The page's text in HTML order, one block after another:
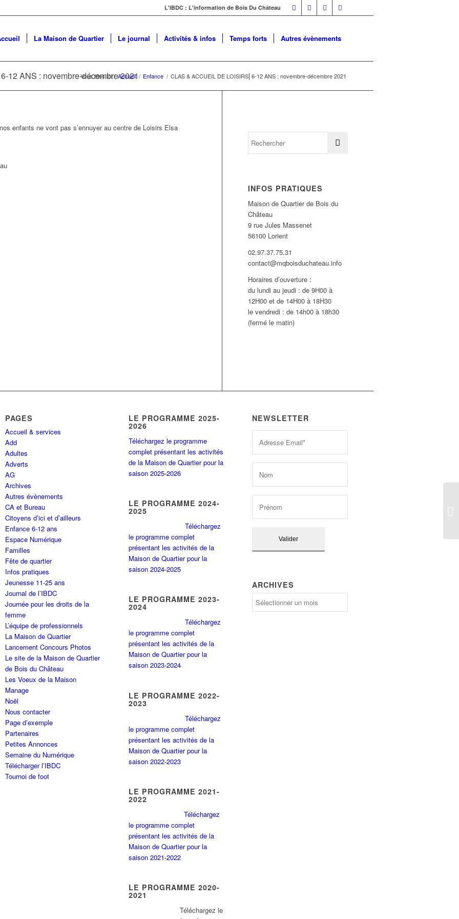
L'IBDC : L'information de Bois Du Château
La Maison de Quartier Le journal Activités & infos Temps forts Autres évènements
12 ANS : novembre-décembre 2021
Vous êtes ici : Accueil / Enfance / CLAS & ACCUEIL DE LOISIRS⎜6-12 ANS : novembre-décembre 2021
enfants ne vont pas s’ennuyer au centre de Loisirs Elsa
INFOS PRATIQUES
Maison de Quartier de Bois du
Château
9 rue Jules Massenet
56100 Lorient
02.97.37.75.31
contact@mqboisduchateau.info
Horaires d’ouverture :
du lundi au jeudi : de 9H00 à
12H00 et de 14H00 à 18H30
le vendredi : de 14h00 à 18h30
(fermé le matin)
PAGES
Accueil & services
Add
Adultes
Adverts
AG
Archives
Autres évènements
CA et Bureau
Citoyens d’ici et d’ailleurs
Enfance 6-12 ans
Espace Numérique
Familles
Fête de quartier
Infos pratiques
Jeunesse 11-25 ans
Journal de l’IBDC
Journée pour les droits de la
femme
L’équipe de professionnels
La Maison de Quartier
Lancement Concours Photos
Le site de la Maison de Quartier
de Bois du Château
Les Voeux de la Maison
Manage
Noël
Nous contacter
Page d’exemple
Partenaires
Petites Annonces
Semaine du Numérique
Télécharger l’IBDC
Tournoi de foot
LE PROGRAMME 2025-
2026
Téléchargez le programme
complet présentant les activités
de la Maison de Quartier pour la
saison 2025-2026
LE PROGRAMME 2024-
2025
Téléchargez
le programme complet
présentant les activités de la
Maison de Quartier pour la
saison 2024-2025
LE PROGRAMME 2023-
2024
Téléchargez
le programme complet
présentant les activités de la
Maison de Quartier pour la
saison 2023-2024
LE PROGRAMME 2022-
2023
Téléchargez
le programme complet
présentant les activités de la
Maison de Quartier pour la
saison 2022-2023
LE PROGRAMME 2021-
2022
Téléchargez
le programme complet
présentant les activités de la
Maison de Quartier pour la
saison 2021-2022
LE PROGRAMME 2020-
2021
Téléchargez le
NEWSLETTER
ARCHIVES